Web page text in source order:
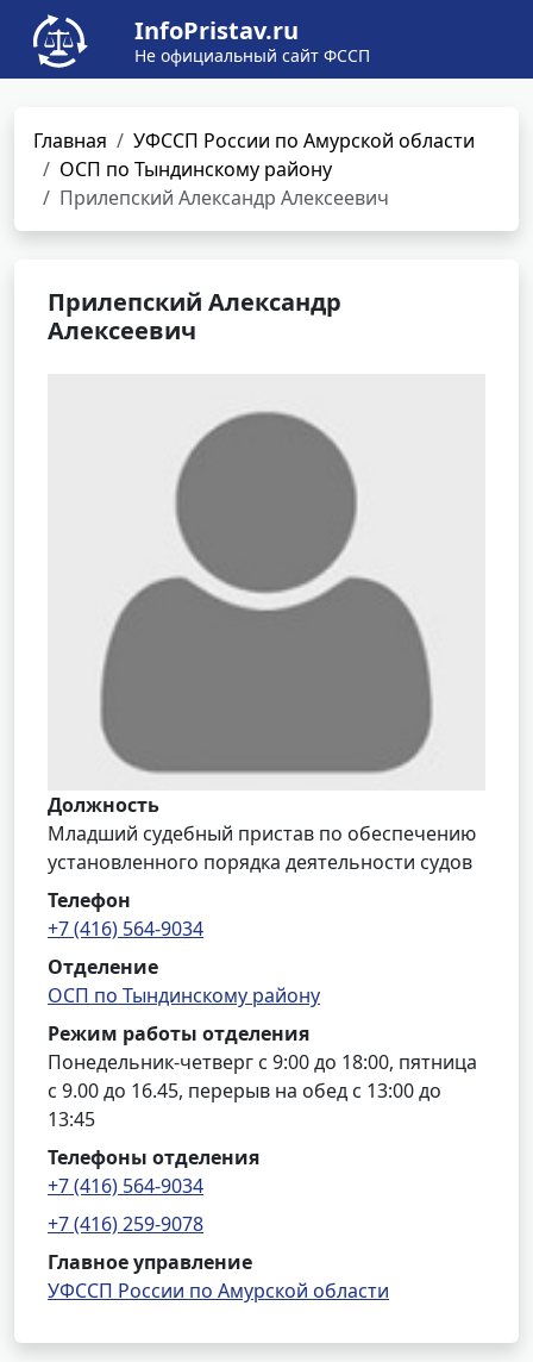
InfoPristav.ru
Не официальный сайт ФССП
Главная
УФССП России по Амурской области
ОСП по Тындинскому району
Прилепский Александр Алексеевич
Прилепский Александр
Алексеевич
Должность
Младший судебный пристав по обеспечению
установленного порядка деятельности судов
Телефон
+7 (416) 564-9034
Отделение
ОСП по Тындинскому району
Режим работы отделения
Понедельник-четверг с 9:00 до 18:00, пятница
с 9.00 до 16.45, перерыв на обед с 13:00 до
13:45
Телефоны отделения
+7 (416) 564-9034
+7 (416) 259-9078
Главное управление
УФССП России по Амурской области